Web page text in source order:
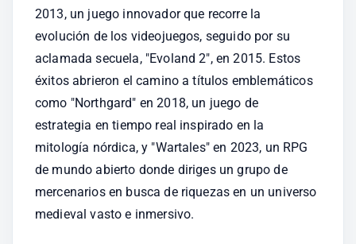
2013, un juego innovador que recorre la
evolución de los videojuegos, seguido por su
aclamada secuela, "Evoland 2", en 2015. Estos
éxitos abrieron el camino a títulos emblemáticos
como "Northgard" en 2018, un juego de
estrategia en tiempo real inspirado en la
mitología nórdica, y "Wartales" en 2023, un RPG
de mundo abierto donde diriges un grupo de
mercenarios en busca de riquezas en un universo
medieval vasto e inmersivo.